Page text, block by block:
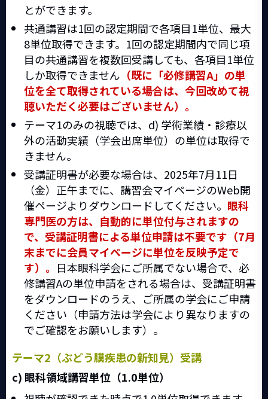
とができます。
共通講習は1回の認定期間で各項目1単位、最大
8単位取得できます。1回の認定期間内で同じ項
目の共通講習を複数回受講しても、各項目1単位
しか取得できません （既に「必修講習A」の単
位を全て取得されている場合は、今回改めて視
聴いただく必要はございません）。
テーマ1のみの視聴では、d) 学術業績・診療以
外の活動実績（学会出席単位）の単位は取得で
きません。
受講証明書が必要な場合は、2025年7月11日
（金）正午までに、講習会マイページのWeb開
催ページよりダウンロードしてください。 眼科
専門医の方は、自動的に単位付与されますの
で、受講証明書による単位申請は不要です（7月
末までに会員マイページに単位を反映予定で
す）。 日本眼科学会にご所属でない場合で、必
修講習Aの単位申請をされる場合は、受講証明書
をダウンロードのうえ、ご所属の学会にご申請
ください（申請方法は学会により異なりますの
でご確認をお願いします）。
テーマ2（ぶどう膜疾患の新知見）受講
c) 眼科領域講習単位（1.0単位）